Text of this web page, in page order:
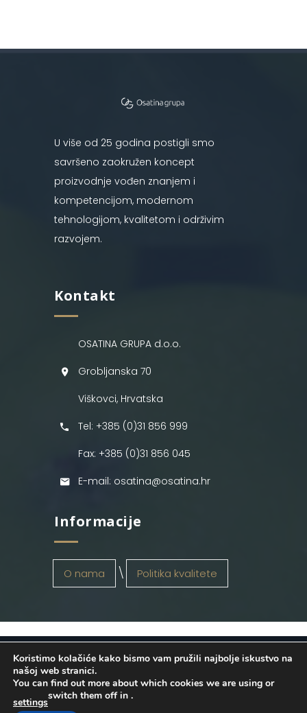
U više od 25 godina postigli smo
savršeno zaokružen koncept
proizvodnje vođen znanjem i
kompetencijom, modernom
tehnologijom, kvalitetom i održivim
razvojem.
Kontakt
OSATINA GRUPA d.o.o.
Grobljanska 70
Viškovci, Hrvatska
Tel: +385 (0)31 856 999
Fax: +385 (0)31 856 045
E-mail: osatina@osatina.hr
Informacije
O nama Politika kvalitete
OSATINA GRUPA d.o.o. 2026
. Configured
byINFOS Osijek. Sva prava pridržana.
Koristimo kolačiće kako bismo vam pružili najbolje iskustvo na
našoj web stranici.
You can find out more about which cookies we are using or
switch them off in
settings
.